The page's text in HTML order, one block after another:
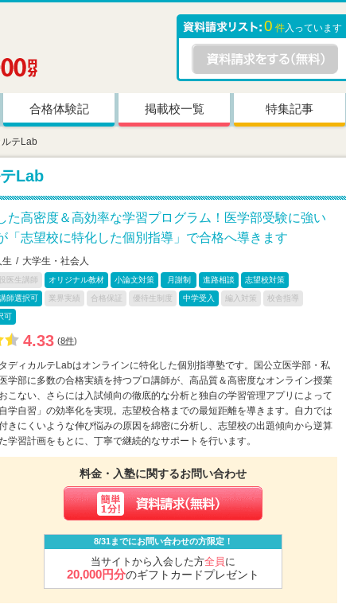
0 件入っています
合格体験記 掲載校一覧 特集記事
ルテLab
Lab
た高密度＆高効率な学習プログラム！医学部受験に強い
「志望校に特化した個別指導」で合格へ導きます
生
大学生・社会人
医生講師 オリジナル教材 小論文対策 月謝制 進路相談 志望校対策
師選択可 業界実績 合格保証 優待生制度 中学受入 編入対策 校舎指導
可
4.33 (8件)
ディカルテLabはオンラインに特化した個別指導塾です。国公立医学部・私
学部に多数の合格実績を持つプロ講師が、高品質＆高密度なオンライン授業
こない、さらには入試傾向の徹底的な分析と独自の学習管理アプリによって
自学自習」の効率化を実現。志望校合格までの最短距離を導きます。自力では
きにくいような伸び悩みの原因を綿密に分析し、志望校の出題傾向から逆算
学習計画をもとに、丁寧で継続的なサポートを行います。
8/31までにお問い合わせの方限定！
当サイトから入会した方全員 に
20,000円分のギフトカードプレゼント
料金・入塾に関するお問い合わせ